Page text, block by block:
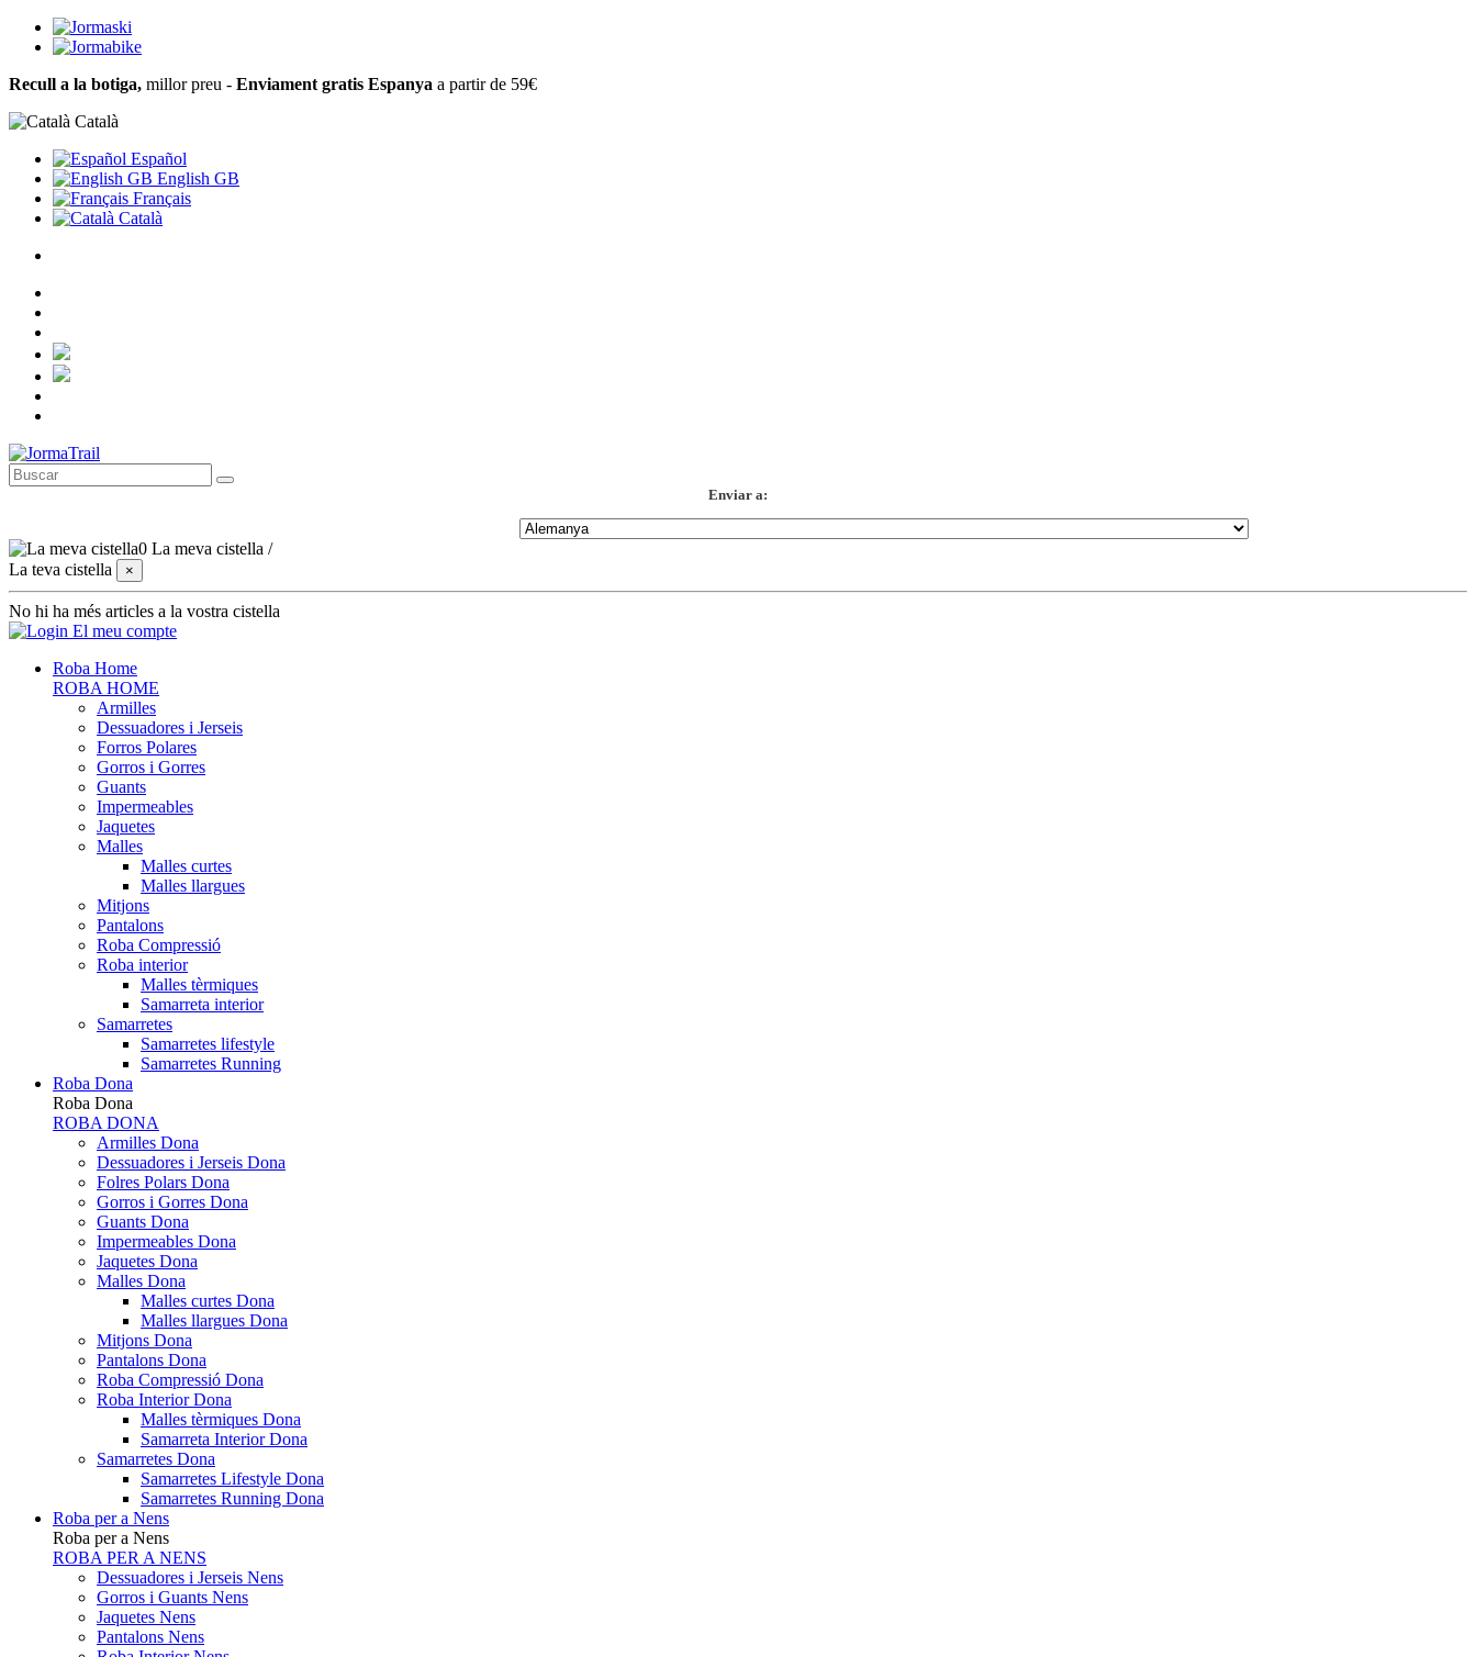
Recull a la botiga, millor preu - Enviament gratis Espanya a partir de 59€
Català
Español
English GB
Français
Català
Enviar a:
0 La meva cistella /
La teva cistella
×
No hi ha més articles a la vostra cistella
El meu compte
Roba Home
ROBA HOME
Armilles
Dessuadores i Jerseis
Forros Polares
Gorros i Gorres
Guants
Impermeables
Jaquetes
Malles
Malles curtes
Malles llargues
Mitjons
Pantalons
Roba Compressió
Roba interior
Malles tèrmiques
Samarreta interior
Samarretes
Samarretes lifestyle
Samarretes Running
Roba Dona
Roba Dona
ROBA DONA
Armilles Dona
Dessuadores i Jerseis Dona
Folres Polars Dona
Gorros i Gorres Dona
Guants Dona
Impermeables Dona
Jaquetes Dona
Malles Dona
Malles curtes Dona
Malles llargues Dona
Mitjons Dona
Pantalons Dona
Roba Compressió Dona
Roba Interior Dona
Malles tèrmiques Dona
Samarreta Interior Dona
Samarretes Dona
Samarretes Lifestyle Dona
Samarretes Running Dona
Roba per a Nens
Roba per a Nens
ROBA PER A NENS
Dessuadores i Jerseis Nens
Gorros i Guants Nens
Jaquetes Nens
Pantalons Nens